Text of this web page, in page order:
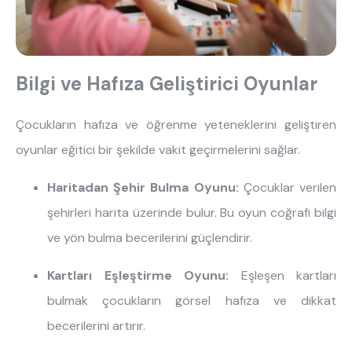
Bilgi ve Hafıza Geliştirici Oyunlar
Çocukların hafıza ve öğrenme yeteneklerini geliştiren
oyunlar eğitici bir şekilde vakit geçirmelerini sağlar.
Haritadan Şehir Bulma Oyunu: Çocuklar verilen
şehirleri harita üzerinde bulur. Bu oyun coğrafi bilgi
ve yön bulma becerilerini güçlendirir.
Kartları Eşleştirme Oyunu: Eşleşen kartları
bulmak çocukların görsel hafıza ve dikkat
becerilerini artırır.